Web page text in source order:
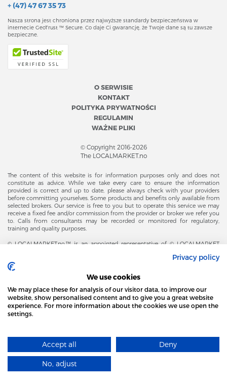
+ (47) 47 67 35 73
Nasza strona jest chroniona przez najwyższe standardy bezpieczeństwa w
internecie GeoTrust ™ Secure. Co daje Ci gwarancję, że Twoje dane są tu zawsze
bezpieczne.
O SERWISIE
KONTAKT
POLITYKA PRYWATNOŚCI
REGULAMIN
WAŻNE PLIKI
© Copyright 2016-2026
The LOCALMARKET.no
The content of this website is for information purposes only and does not
constitute as advice. While we take every care to ensure the information
provided is correct and up to date, please always check with your providers
before committing yourselves. Some products and benefits only available from
selected brokers. Our service is free to you but to operate this service we may
receive a fixed fee and/or commission from the provider or broker we refer you
to. Calls from consultants may be recorded or monitored for regulatory,
training and quality purposes.
© LOCALMARKET.no.™ is an appointed representative of © LOCALMARKET
The Office of Business Enterprises in The Kingdom of Norway |
Brønnøysundregistrene. Financial & Insurance Services and Markets Authority,
and subject to limited regulation by the Financial Conduct Authority. Head
Office Adresse: Karenslyst Alle 4, 0278 Oslo – Skøyen. Post Adresse: Postboks
358, 0213 Oslo, Norway. Email Contact: post@localmarket.no. Office Contact: +
47 23 89 88 63 © Copyright 2016-2026 The LOCALMARKET GROUP ™.
Designed and Developed by
STRONA LOCAL MARKET WYKORZYSTUJE PLIKI
DOWIEDZ SIĘ WIĘCEJ
Privacy policy
We use cookies
We may place these for analysis of our visitor data, to improve our
website, show personalised content and to give you a great website
experience. For more information about the cookies we use open the
settings.
Accept all Deny
No, adjust